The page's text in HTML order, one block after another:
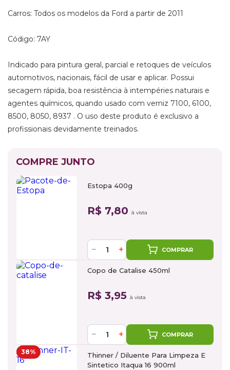
Carros: Todos os modelos da Ford a partir de 2011
Código: 7AY
Indicado para pintura geral, parcial e retoques de veículos
automotivos, nacionais, fácil de usar e aplicar. Possui
secagem rápida, boa resistência à intempéries naturais e
agentes químicos, quando usado com verniz 7100, 6100,
8500, 8050, 8937 . O uso deste produto é exclusivo a
profissionais devidamente treinados.
COMPRE JUNTO
Estopa 400g
R$ 7,80 à vista
− + COMPRAR
Copo de Catalise 450ml
R$ 3,95 à vista
− + COMPRAR
38%
Thinner / Diluente Para Limpeza E
Sintetico Itaqua 16 900ml